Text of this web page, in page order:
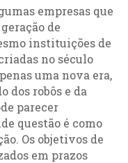
empresas que
de
instituições de
no século
uma nova era,
dos robôs e da
parecer
questão é como
Os objetivos de
em prazos